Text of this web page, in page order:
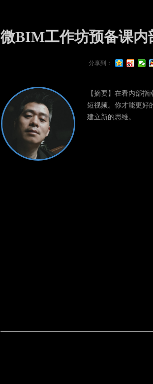
分享到：
微BIM工作坊预备课内
【摘要】在看内部
短视频。你才能更好
建立新的思维。